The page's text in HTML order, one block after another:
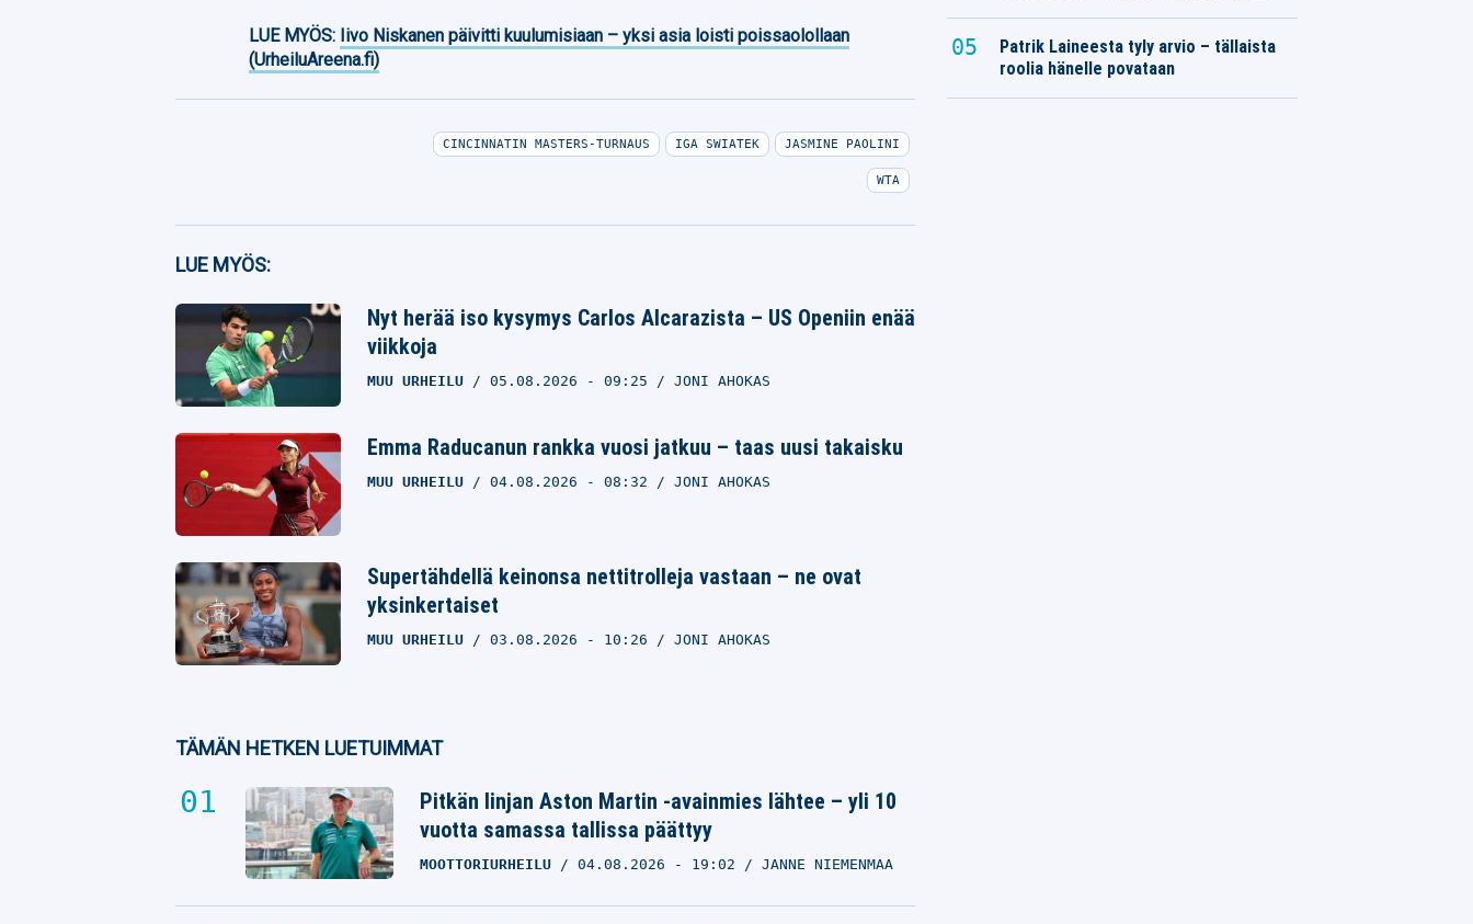
LUE MYÖS: Iivo Niskanen päivitti kuulumisiaan – yksi asia loisti poissaolollaan
(UrheiluAreena.fi)
Whatsapp
CINCINNATIN MASTERS-TURNAUS IGA SWIATEK JASMINE PAOLINI
WTA
LUE MYÖS:
Nyt herää iso kysymys Carlos Alcarazista – US Openiin enää
viikkoja
MUU URHEILU 05.08.2026 - 09:25 JONI AHOKAS
Emma Raducanun rankka vuosi jatkuu – taas uusi takaisku
MUU URHEILU 04.08.2026 - 08:32 JONI AHOKAS
Supertähdellä keinonsa nettitrolleja vastaan – ne ovat
yksinkertaiset
MUU URHEILU 03.08.2026 - 10:26 JONI AHOKAS
TÄMÄN HETKEN LUETUIMMAT
Pitkän linjan Aston Martin -avainmies lähtee – yli 10
vuotta samassa tallissa päättyy
MOOTTORIURHEILU 04.08.2026 - 19:02 JANNE NIEMENMAA
Patrik Laineesta tyly arvio – tällaista
roolia hänelle povataan